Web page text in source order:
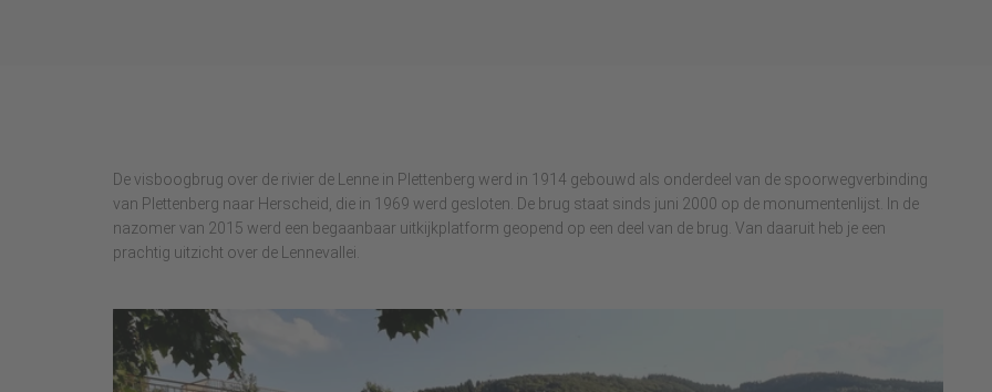
De visboogbrug over de rivier de Lenne in Plettenberg werd in 1914 gebouwd als onderdeel van de spoorwegverbinding
van Plettenberg naar Herscheid, die in 1969 werd gesloten. De brug staat sinds juni 2000 op de monumentenlijst. In de
nazomer van 2015 werd een begaanbaar uitkijkplatform geopend op een deel van de brug. Van daaruit heb je een
prachtig uitzicht over de Lennevallei.